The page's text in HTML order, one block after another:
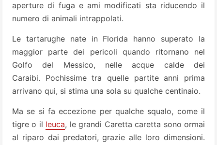
aperture di fuga e ami modificati sta riducendo il
numero di animali intrappolati.
Le tartarughe nate in Florida hanno superato la
maggior parte dei pericoli quando ritornano nel
Golfo del Messico, nelle acque calde dei
Caraibi. Pochissime tra quelle partite anni prima
arrivano qui, si stima una sola su qualche centinaio.
Ma se si fa eccezione per qualche squalo, come il
tigre o il leuca, le grandi Caretta caretta sono ormai
al riparo dai predatori, grazie alle loro dimensioni.